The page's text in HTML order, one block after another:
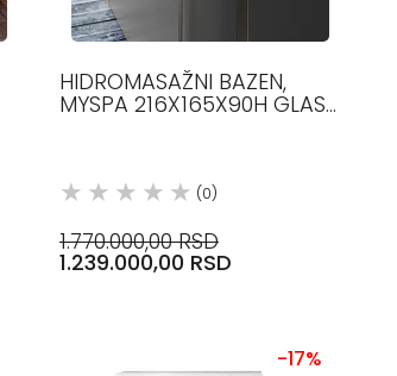
HIDROMASAŽNI BAZEN,
MYSPA 216X165X90H GLASS
(0)
1.770.000,00 RSD
1.239.000,00 RSD
-17%